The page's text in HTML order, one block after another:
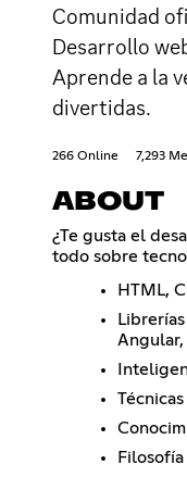
Comunidad
Desarrollo
Aprende a la
divertidas.
266 Online 7,293
ABOUT
¿Te gusta el
todo sobre
HTML,
Angular,